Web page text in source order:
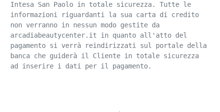
Intesa San Paolo in totale sicurezza. Tutte le
informazioni riguardanti la sua carta di credito
non verranno in nessun modo gestite da
arcadiabeautycenter.it in quanto all'atto del
pagamento si verrà reindirizzati sul portale della
banca che guiderà il Cliente in totale sicurezza
ad inserire i dati per il pagamento.